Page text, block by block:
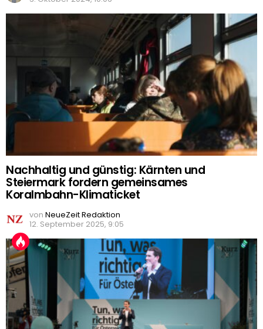
Nachhaltig und günstig: Kärnten und
Steiermark fordern gemeinsames
Koralmbahn-Klimaticket
von NeueZeit Redaktion
12. September 2025, 9:05